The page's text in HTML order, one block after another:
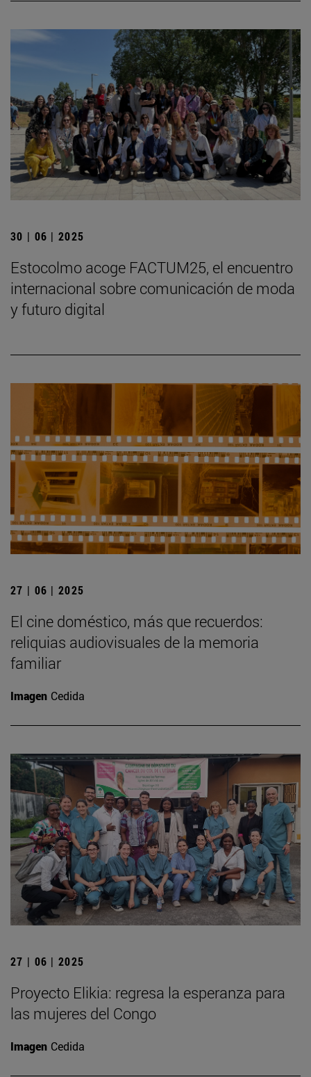
30 | 06 | 2025
Estocolmo acoge FACTUM25, el encuentro
internacional sobre comunicación de moda
y futuro digital
27 | 06 | 2025
El cine doméstico, más que recuerdos:
reliquias audiovisuales de la memoria
familiar
Imagen Cedida
27 | 06 | 2025
Proyecto Elikia: regresa la esperanza para
las mujeres del Congo
Imagen Cedida